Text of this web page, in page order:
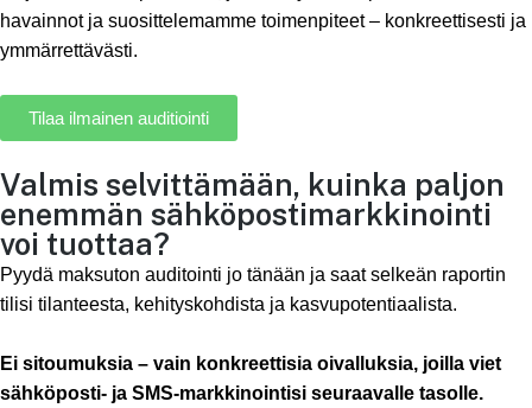
havainnot ja suosittelemamme toimenpiteet – konkreettisesti ja
ymmärrettävästi.
Tilaa ilmainen auditiointi
Valmis selvittämään, kuinka paljon
enemmän sähköpostimarkkinointi
voi tuottaa?
Pyydä maksuton auditointi jo tänään ja saat selkeän raportin
tilisi tilanteesta, kehityskohdista ja kasvupotentiaalista.
Ei sitoumuksia – vain konkreettisia oivalluksia, joilla viet
sähköposti- ja SMS-markkinointisi seuraavalle tasolle.